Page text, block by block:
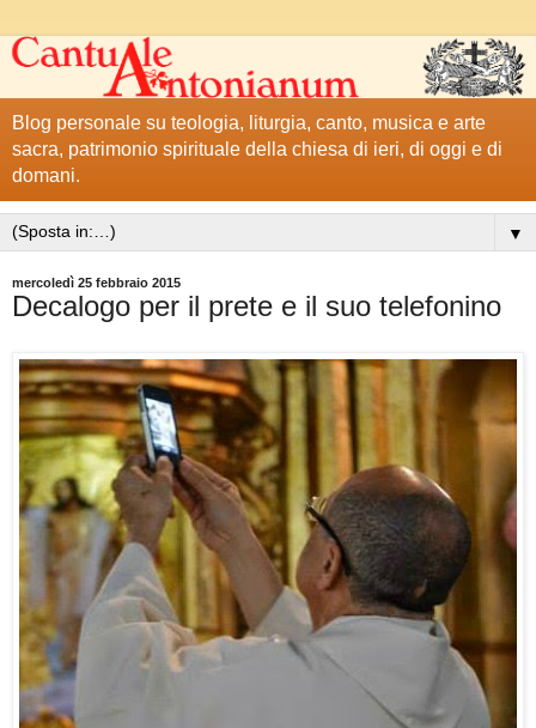
Blog personale su teologia, liturgia, canto, musica e arte
sacra, patrimonio spirituale della chiesa di ieri, di oggi e di
domani.
▼
mercoledì 25 febbraio 2015
Decalogo per il prete e il suo telefonino